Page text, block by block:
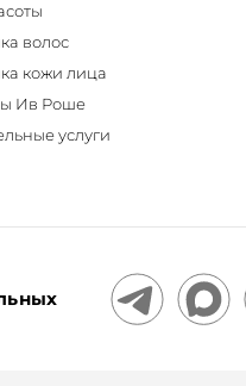
волос
кожи лица
Ив Роше
услуги